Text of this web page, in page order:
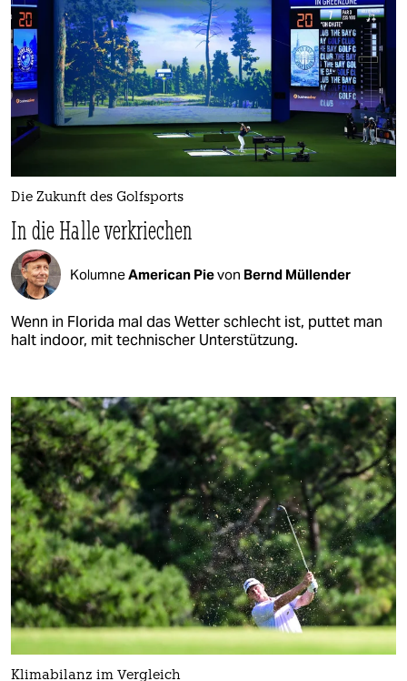
Die Zukunft des Golfsports
In die Halle verkriechen
KolumneAmerican Pievon Bernd Müllender
Wenn in Florida mal das Wetter schlecht ist, puttet man
halt indoor, mit technischer Unterstützung.
Klimabilanz im Vergleich